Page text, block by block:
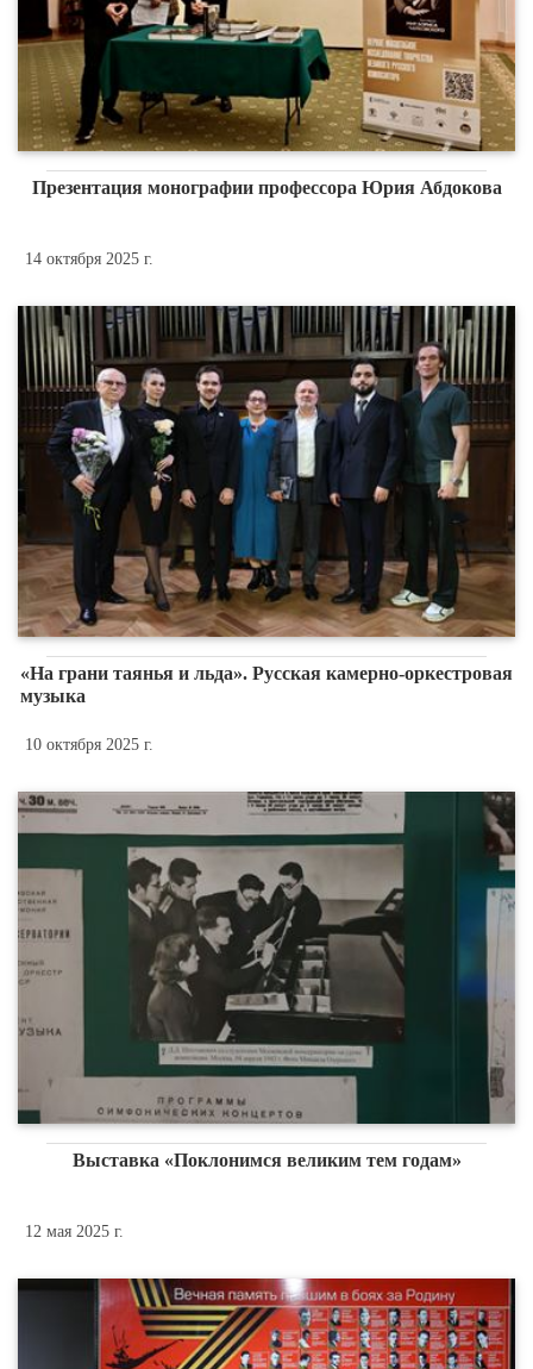
Презентация монографии профессора Юрия Абдокова
14 октября 2025 г.
«На грани таянья и льда». Русская камерно-оркестровая
музыка
10 октября 2025 г.
Выставка «Поклонимся великим тем годам»
12 мая 2025 г.